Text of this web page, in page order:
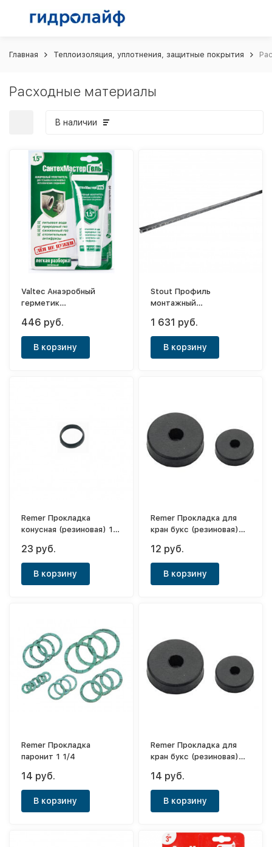
Главная Теплоизоляция, уплотнения, защитные покрытия
Расходные материалы
В наличии
Valtec Анаэробный
герметик
60г зеленый
446 руб.
В корзину
Stout Профиль
монтажный
1 631 руб.
В корзину
Remer Прокладка
конусная (резиновая) 1
23 руб.
В корзину
Remer Прокладка для
кран букс (резиновая)
12 руб.
В корзину
Remer Прокладка
паронит 1 1/4
14 руб.
В корзину
Remer Прокладка для
кран букс (резиновая)
14 руб.
В корзину